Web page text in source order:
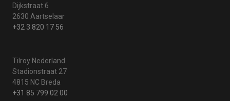
Dijkstraat 6
2630 Aartselaar
+32 3 820 17 56
Tilroy Nederland
Stadionstraat 27
4815 NC Breda
+31 85 799 02 00